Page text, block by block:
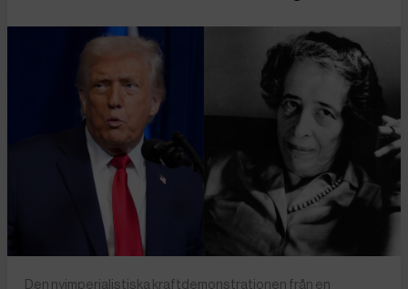
Den nyimperialistiska kraftdemonstrationen från en